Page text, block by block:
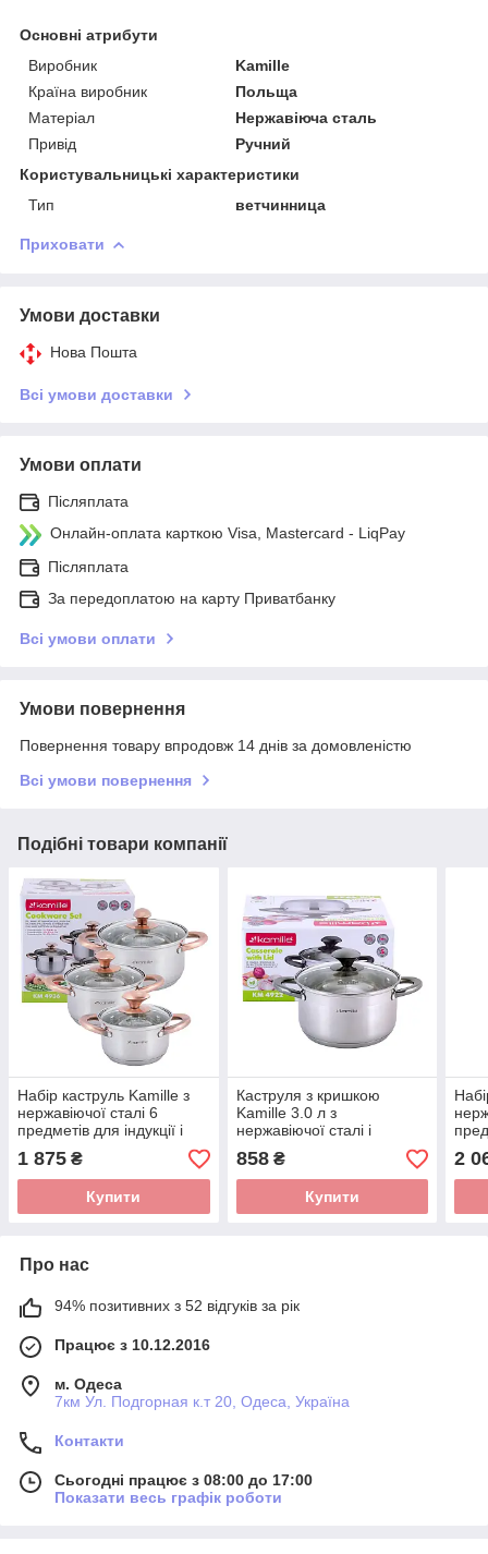
Основні атрибути
Виробник
Kamille
Країна виробник
Польща
Матеріал
Нержавіюча сталь
Привід
Ручний
Користувальницькі характеристики
Тип
ветчинница
Приховати
Умови доставки
Нова Пошта
Всі умови доставки
Умови оплати
Післяплата
Онлайн-оплата карткою Visa, Mastercard - LiqPay
Післяплата
За передоплатою на карту Приватбанку
Всі умови оплати
Умови повернення
Повернення товару впродовж 14 днів за домовленістю
Всі умови повернення
Подібні товари компанії
Набір каструль Kamille з
нержавіючої сталі 6
предметів для індукції і
газу (1.0 л, 1.5 л, 2.0 л)
KM-4936
1 875 ₴
Купити
Каструля з кришкою
Kamille 3.0 л з
нержавіючої сталі і
порожнистими ручками
для індукції і газу KM-4922
858₴
Купити
KM-
2
Про нас
94% позитивних з 52 відгуків за рік
Працює з 10.12.2016
м. Одеса
7км Ул. Подгорная к.т 20, Одеса, Україна
Контакти
Сьогодні працює з 08:00 до 17:00
Показати весь графік роботи